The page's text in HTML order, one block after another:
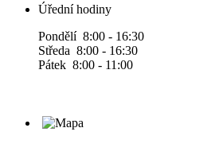
Úřední hodiny
Pondělí 8:00 - 16:30
Středa 8:00 - 16:30
Pátek 8:00 - 11:00